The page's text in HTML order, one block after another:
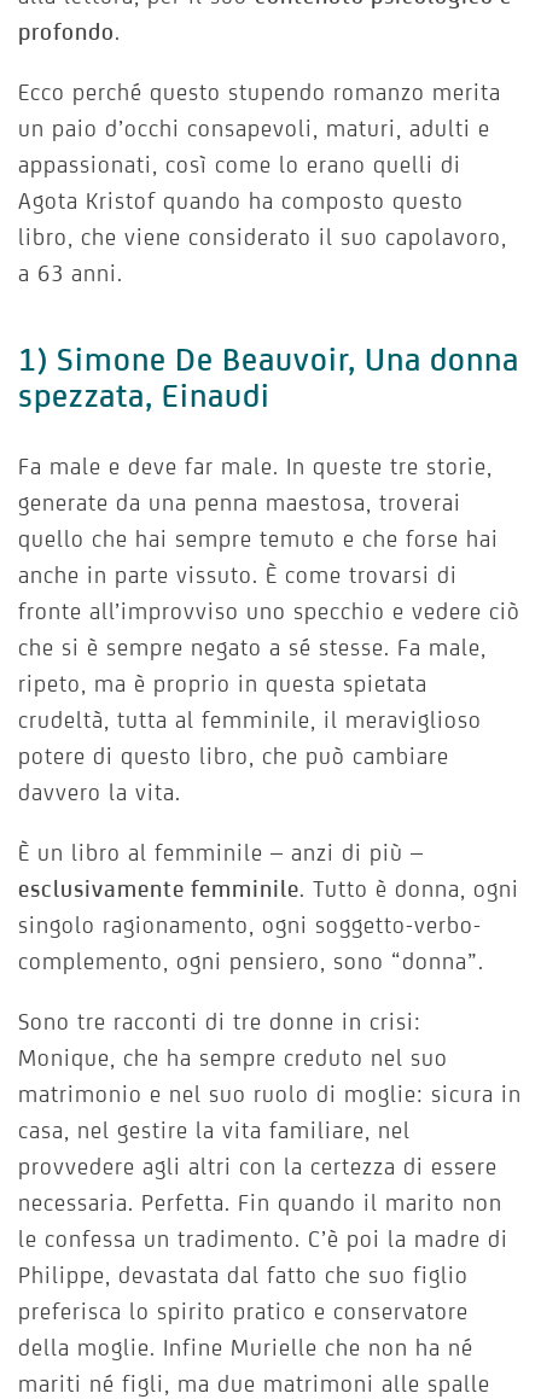
profondo.
Ecco perché questo stupendo romanzo merita
un paio d’occhi consapevoli, maturi, adulti e
appassionati, così come lo erano quelli di
Agota Kristof quando ha composto questo
libro, che viene considerato il suo capolavoro,
a 63 anni.
1) Simone De Beauvoir, Una donna
spezzata, Einaudi
Fa male e deve far male. In queste tre storie,
generate da una penna maestosa, troverai
quello che hai sempre temuto e che forse hai
anche in parte vissuto. È come trovarsi di
fronte all’improvviso uno specchio e vedere ciò
che si è sempre negato a sé stesse. Fa male,
ripeto, ma è proprio in questa spietata
crudeltà, tutta al femminile, il meraviglioso
potere di questo libro, che può cambiare
davvero la vita.
È un libro al femminile – anzi di più –
esclusivamente femminile. Tutto è donna, ogni
singolo ragionamento, ogni soggetto-verbo-
complemento, ogni pensiero, sono “donna”.
Sono tre racconti di tre donne in crisi:
Monique, che ha sempre creduto nel suo
matrimonio e nel suo ruolo di moglie: sicura in
casa, nel gestire la vita familiare, nel
provvedere agli altri con la certezza di essere
necessaria. Perfetta. Fin quando il marito non
le confessa un tradimento. C’è poi la madre di
Philippe, devastata dal fatto che suo figlio
preferisca lo spirito pratico e conservatore
della moglie. Infine Murielle che non ha né
mariti né figli, ma due matrimoni alle spalle